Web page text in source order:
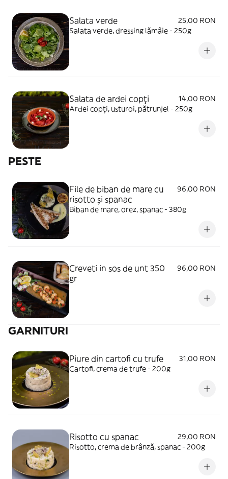
Salata verde
25,00 RON
Salata verde, dressing lămâie - 250g
Salata de ardei copți
14,00 RON
Ardei copți, usturoi, pătrunjel - 250g
PESTE
File de biban de mare cu
risotto și spanac
96,00 RON
Biban de mare, orez, spanac - 380g
Creveti in sos de unt 350
gr
96,00 RON
GARNITURI
Piure din cartofi cu trufe
31,00 RON
Cartofi, crema de trufe - 200g
Risotto cu spanac
29,00 RON
Risotto, crema de brânză, spanac - 200g